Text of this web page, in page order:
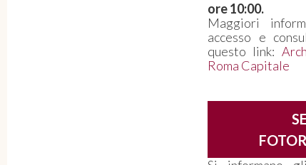
ore 10:00.
Maggiori
accesso e
questo link:
Roma Capitale